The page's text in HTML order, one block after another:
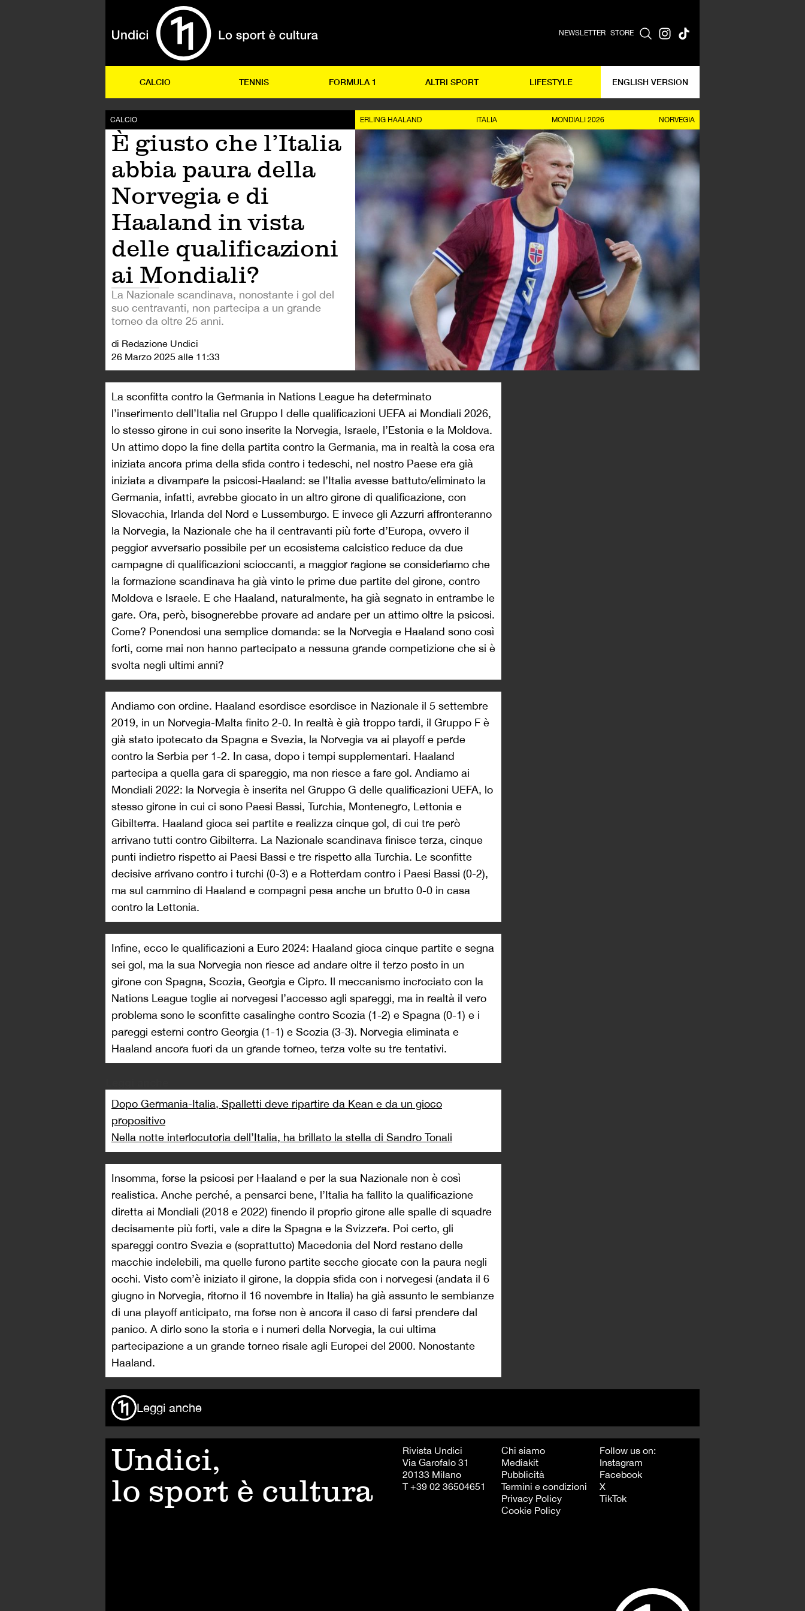
NEWSLETTER STORE
CALCIO TENNIS FORMULA 1 ALTRI SPORT LIFESTYLE ENGLISH VERSION
CALCIO
È giusto che l’Italia
abbia paura della
Norvegia e di
Haaland in vista
delle qualificazioni
ai Mondiali?
La Nazionale scandinava, nonostante i gol del
suo centravanti, non partecipa a un grande
torneo da oltre 25 anni.
di Redazione Undici
26 Marzo 2025 alle 11:33
ERLING HAALAND ITALIA MONDIALI 2026 NORVEGIA
La sconfitta contro la Germania in Nations League ha determinato
l’inserimento dell’Italia nel Gruppo I delle qualificazioni UEFA ai Mondiali 2026,
lo stesso girone in cui sono inserite la Norvegia, Israele, l’Estonia e la Moldova.
Un attimo dopo la fine della partita contro la Germania, ma in realtà la cosa era
iniziata ancora prima della sfida contro i tedeschi, nel nostro Paese era già
iniziata a divampare la psicosi-Haaland: se l’Italia avesse battuto/eliminato la
Germania, infatti, avrebbe giocato in un altro girone di qualificazione, con
Slovacchia, Irlanda del Nord e Lussemburgo. E invece gli Azzurri affronteranno
la Norvegia, la Nazionale che ha il centravanti più forte d’Europa, ovvero il
peggior avversario possibile per un ecosistema calcistico reduce da due
campagne di qualificazioni scioccanti, a maggior ragione se consideriamo che
la formazione scandinava ha già vinto le prime due partite del girone, contro
Moldova e Israele. E che Haaland, naturalmente, ha già segnato in entrambe le
gare. Ora, però, bisognerebbe provare ad andare per un attimo oltre la psicosi.
Come? Ponendosi una semplice domanda: se la Norvegia e Haaland sono così
forti, come mai non hanno partecipato a nessuna grande competizione che si è
svolta negli ultimi anni?
Andiamo con ordine. Haaland esordisce esordisce in Nazionale il 5 settembre
2019, in un Norvegia-Malta finito 2-0. In realtà è già troppo tardi, il Gruppo F è
già stato ipotecato da Spagna e Svezia, la Norvegia va ai playoff e perde
contro la Serbia per 1-2. In casa, dopo i tempi supplementari. Haaland
partecipa a quella gara di spareggio, ma non riesce a fare gol. Andiamo ai
Mondiali 2022: la Norvegia è inserita nel Gruppo G delle qualificazioni UEFA, lo
stesso girone in cui ci sono Paesi Bassi, Turchia, Montenegro, Lettonia e
Gibilterra. Haaland gioca sei partite e realizza cinque gol, di cui tre però
arrivano tutti contro Gibilterra. La Nazionale scandinava finisce terza, cinque
punti indietro rispetto ai Paesi Bassi e tre rispetto alla Turchia. Le sconfitte
decisive arrivano contro i turchi (0-3) e a Rotterdam contro i Paesi Bassi (0-2),
ma sul cammino di Haaland e compagni pesa anche un brutto 0-0 in casa
contro la Lettonia.
Infine, ecco le qualificazioni a Euro 2024: Haaland gioca cinque partite e segna
sei gol, ma la sua Norvegia non riesce ad andare oltre il terzo posto in un
girone con Spagna, Scozia, Georgia e Cipro. Il meccanismo incrociato con la
Nations League toglie ai norvegesi l’accesso agli spareggi, ma in realtà il vero
problema sono le sconfitte casalinghe contro Scozia (1-2) e Spagna (0-1) e i
pareggi esterni contro Georgia (1-1) e Scozia (3-3). Norvegia eliminata e
Haaland ancora fuori da un grande torneo, terza volte su tre tentativi.
Dopo Germania-Italia, Spalletti deve ripartire da Kean e da un gioco
propositivo
Nella notte interlocutoria dell’Italia, ha brillato la stella di Sandro Tonali
Insomma, forse la psicosi per Haaland e per la sua Nazionale non è così
realistica. Anche perché, a pensarci bene, l’Italia ha fallito la qualificazione
diretta ai Mondiali (2018 e 2022) finendo il proprio girone alle spalle di squadre
decisamente più forti, vale a dire la Spagna e la Svizzera. Poi certo, gli
spareggi contro Svezia e (soprattutto) Macedonia del Nord restano delle
macchie indelebili, ma quelle furono partite secche giocate con la paura negli
occhi. Visto com’è iniziato il girone, la doppia sfida con i norvegesi (andata il 6
giugno in Norvegia, ritorno il 16 novembre in Italia) ha già assunto le sembianze
di una playoff anticipato, ma forse non è ancora il caso di farsi prendere dal
panico. A dirlo sono la storia e i numeri della Norvegia, la cui ultima
partecipazione a un grande torneo risale agli Europei del 2000. Nonostante
Haaland.
Leggi anche
Undici,
lo sport è cultura
Rivista Undici
Via Garofalo 31
20133 Milano
T +39 02 36504651
Chi siamo
Mediakit
Pubblicità
Termini e condizioni
Privacy Policy
Cookie Policy
Follow us on:
Instagram
Facebook
X
TikTok